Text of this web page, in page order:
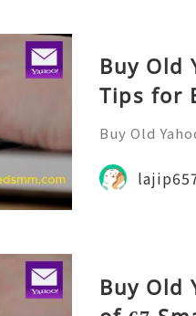
Buy Old
Tips for
Buy Old
messages,
projects,
Buy Old